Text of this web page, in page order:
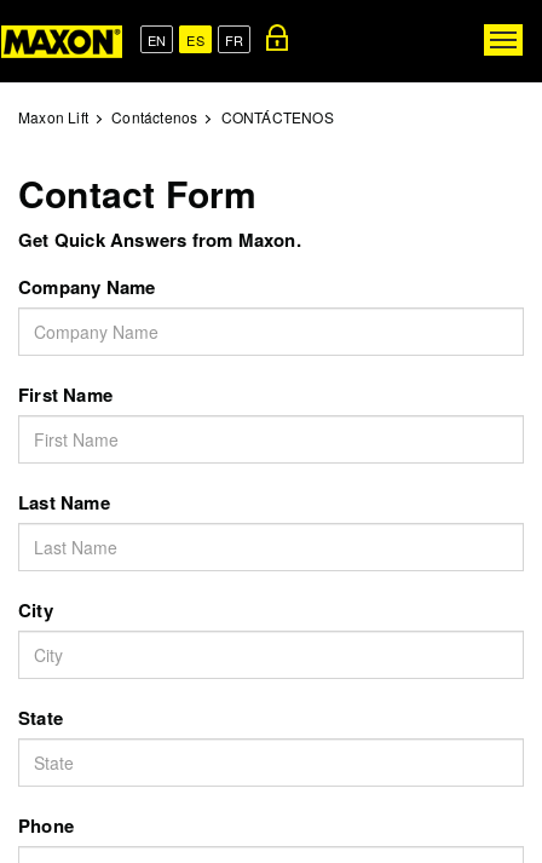
to
EN ES FR
Maxon Lift Contáctenos CONTÁCTENOS
Contact Form
Get Quick Answers from Maxon.
Company Name
First Name
Last Name
City
State
Phone